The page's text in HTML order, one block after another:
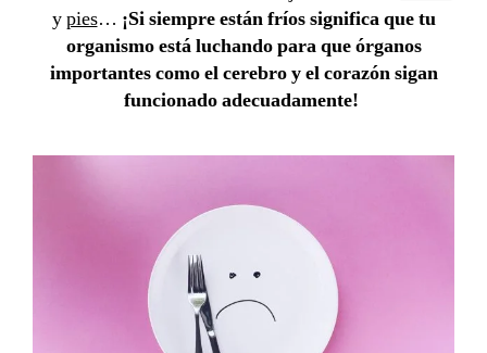
ypies… ¡Si siempre están fríos significa que tu
organismo está luchando para que órganos
importantes como el cerebro y el corazón sigan
funcionado adecuadamente!